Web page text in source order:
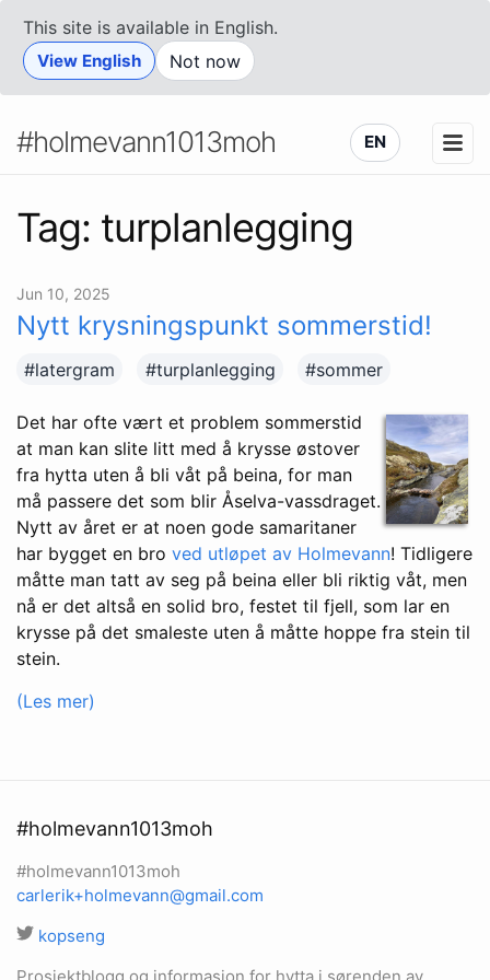
This site is available in English.
View English Not now
#holmevann1013moh EN
Tag: turplanlegging
Jun 10, 2025
Nytt krysningspunkt sommerstid!
#latergram #turplanlegging #sommer
Det har ofte vært et problem sommerstid
at man kan slite litt med å krysse østover
fra hytta uten å bli våt på beina, for man
må passere det som blir Åselva-vassdraget.
Nytt av året er at noen gode samaritaner
har bygget en bro ved utløpet av Holmevann! Tidligere
måtte man tatt av seg på beina eller bli riktig våt, men
nå er det altså en solid bro, festet til fjell, som lar en
krysse på det smaleste uten å måtte hoppe fra stein til
stein.
(Les mer)
#holmevann1013moh
#holmevann1013moh
carlerik+holmevann@gmail.com
kopseng